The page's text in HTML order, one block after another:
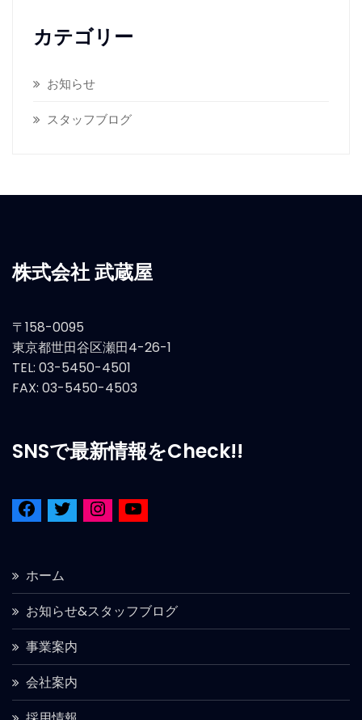
カテゴリー
お知らせ
スタッフブログ
株式会社 武蔵屋
〒158-0095
東京都世田谷区瀬田4-26-1
TEL: 03-5450-4501
FAX: 03-5450-4503
SNSで最新情報をCheck!!
ホーム
お知らせ&スタッフブログ
事業案内
会社案内